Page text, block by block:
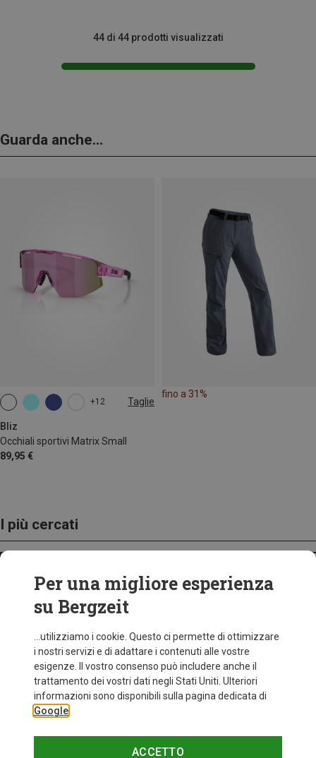
44 di 44 prodotti visualizzati
Guarda anche...
+12 Taglie
Bliz
Occhiali sportivi Matrix Small
89,95 €
ONE SIZE
fino a 31%
I più cercati
Per una migliore esperienza
su Bergzeit
...utilizziamo i cookie. Questo ci permette di ottimizzare
i nostri servizi e di adattare i contenuti alle vostre
esigenze. Il vostro consenso può includere anche il
trattamento dei vostri dati negli Stati Uniti. Ulteriori
informazioni sono disponibili sulla pagina dedicata di
Google
ACCETTO